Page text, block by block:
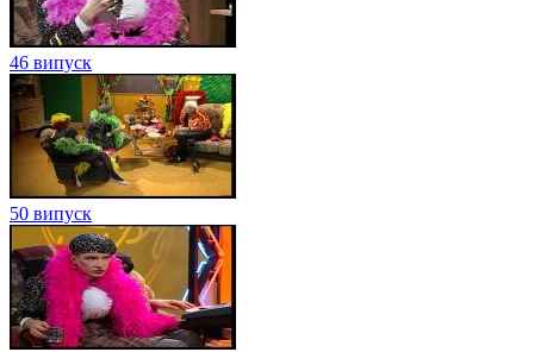
46 випуск
50 випуск